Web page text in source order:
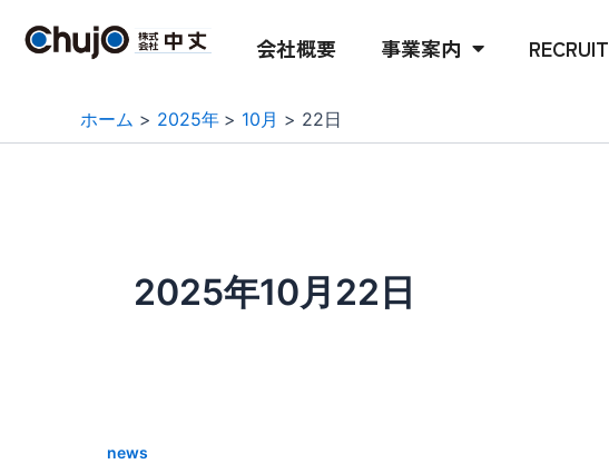
会社概要 事業案内 RECRUIT
ホーム 2025年 10月 22日
2025年10月22日
news